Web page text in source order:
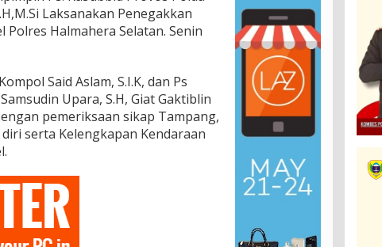
Laksanakan Penegakkan
Halmahera Selatan. Senin
Said Aslam, S.I.K, dan Ps
Upara, S.H, Giat Gaktiblin
pemeriksaan sikap Tampang,
serta Kelengkapan Kendaraan